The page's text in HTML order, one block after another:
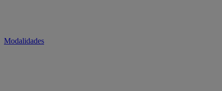
Modalidades